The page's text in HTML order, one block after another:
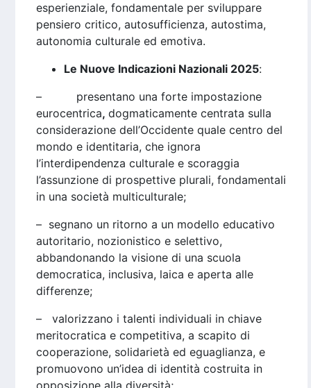
esperienziale, fondamentale per sviluppare
pensiero critico, autosufficienza, autostima,
autonomia culturale ed emotiva.
Le Nuove Indicazioni Nazionali 2025:
– presentano una forte impostazione
eurocentrica, dogmaticamente centrata sulla
considerazione dell’Occidente quale centro del
mondo e identitaria, che ignora
l’interdipendenza culturale e scoraggia
l’assunzione di prospettive plurali, fondamentali
in una società multiculturale;
– segnano un ritorno a un modello educativo
autoritario, nozionistico e selettivo,
abbandonando la visione di una scuola
democratica, inclusiva, laica e aperta alle
differenze;
– valorizzano i talenti individuali in chiave
meritocratica e competitiva, a scapito di
cooperazione, solidarietà ed eguaglianza, e
promuovono un’idea di identità costruita in
opposizione alla diversità;